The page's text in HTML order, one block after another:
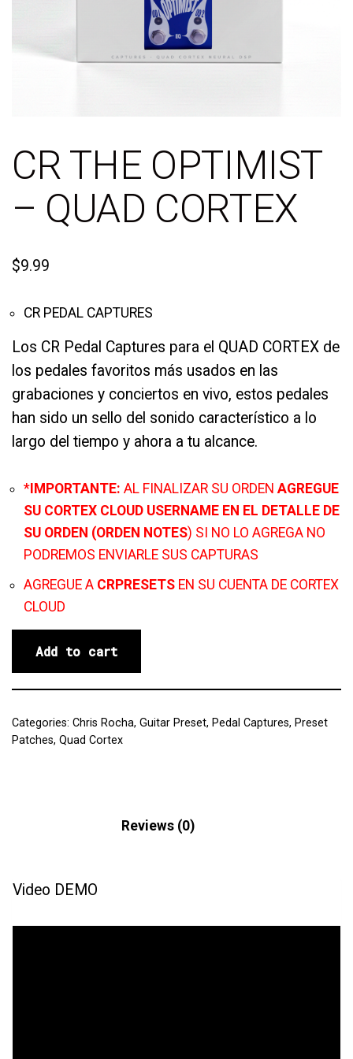
CR THE OPTIMIST
– QUAD CORTEX
$9.99
CR PEDAL CAPTURES
Los CR Pedal Captures para el QUAD CORTEX de
los pedales favoritos más usados en las
grabaciones y conciertos en vivo, estos pedales
han sido un sello del sonido característico a lo
largo del tiempo y ahora a tu alcance.
* IMPORTANTE: AL FINALIZAR SU ORDEN AGREGUE
SU CORTEX CLOUD USERNAME EN EL DETALLE DE
SU ORDEN (ORDEN NOTES) SI NO LO AGREGA NO
PODREMOS ENVIARLE SUS CAPTURAS
AGREGUE A CRPRESETS EN SU CUENTA DE CORTEX
CLOUD
Add to cart
Categories: Chris Rocha, Guitar Preset, Pedal Captures, Preset
Patches, Quad Cortex
Reviews (0)
Video DEMO